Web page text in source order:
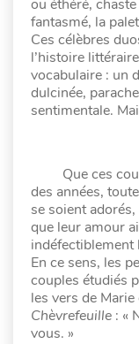
ou éthéré,
fantasmé, la
Ces célèbres
l’histoire
vocabulaire : un
dulcinée,
sentimentale.
Que ces
des années,
se soient
que leur amour
indéfectiblement
En ce sens, les
couples étudiés
les vers de
Chèvrefeuille : «
vous. »